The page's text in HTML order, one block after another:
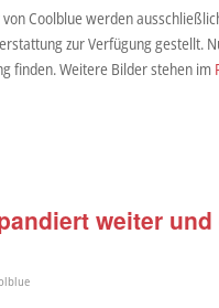
Coolblue werden
zur Verfügung gestellt.
finden. Weitere Bilder stehen im
weiter